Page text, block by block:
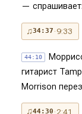
—
♫34:37 · 9:33
44:10
гитарист
Morrison
♫44:30 · 2:41